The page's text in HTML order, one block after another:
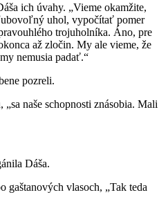
ich úvahy. „Vieme okamžite,
uhol, vypočítať pomer
trojuholníka. Áno, pre
až zločin. My ale vieme, že
nemusia padať.“
pozreli.
naše schopnosti znásobia. Mali
Dáša.
gaštanových vlasoch, „Tak teda